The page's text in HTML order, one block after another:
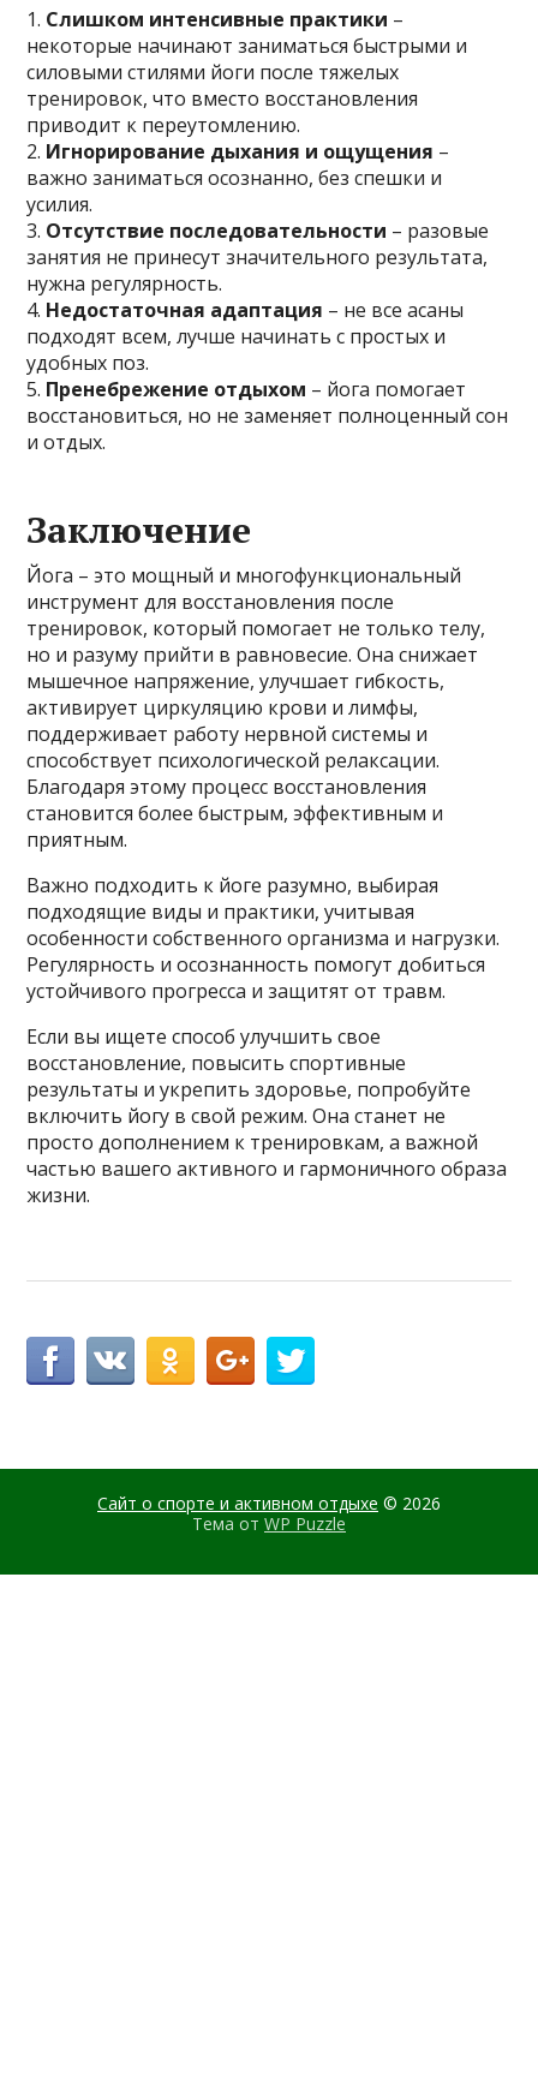
1. Слишком интенсивные практики –
некоторые начинают заниматься быстрыми и
силовыми стилями йоги после тяжелых
тренировок, что вместо восстановления
приводит к переутомлению.
2. Игнорирование дыхания и ощущения –
важно заниматься осознанно, без спешки и
усилия.
3. Отсутствие последовательности – разовые
занятия не принесут значительного результата,
нужна регулярность.
4. Недостаточная адаптация – не все асаны
подходят всем, лучше начинать с простых и
удобных поз.
5. Пренебрежение отдыхом – йога помогает
восстановиться, но не заменяет полноценный сон
и отдых.
Заключение
Йога – это мощный и многофункциональный
инструмент для восстановления после
тренировок, который помогает не только телу,
но и разуму прийти в равновесие. Она снижает
мышечное напряжение, улучшает гибкость,
активирует циркуляцию крови и лимфы,
поддерживает работу нервной системы и
способствует психологической релаксации.
Благодаря этому процесс восстановления
становится более быстрым, эффективным и
приятным.
Важно подходить к йоге разумно, выбирая
подходящие виды и практики, учитывая
особенности собственного организма и нагрузки.
Регулярность и осознанность помогут добиться
устойчивого прогресса и защитят от травм.
Если вы ищете способ улучшить свое
восстановление, повысить спортивные
результаты и укрепить здоровье, попробуйте
включить йогу в свой режим. Она станет не
просто дополнением к тренировкам, а важной
частью вашего активного и гармоничного образа
жизни.
Сайт о спорте и активном отдыхе © 2026
Тема от WP Puzzle